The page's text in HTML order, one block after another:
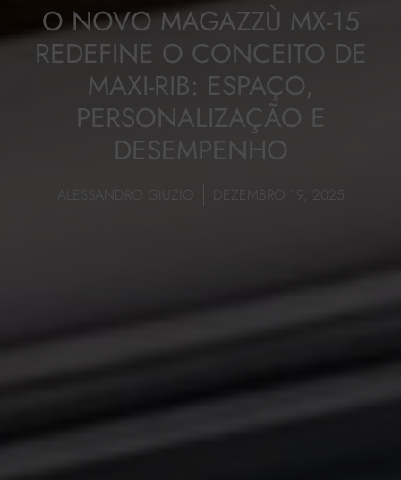
O NOVO MAGAZZÙ MX-15
REDEFINE O CONCEITO DE
MAXI-RIB: ESPAÇO,
PERSONALIZAÇÃO E
DESEMPENHO
ALESSANDRO GIUZIO DEZEMBRO 19, 2025